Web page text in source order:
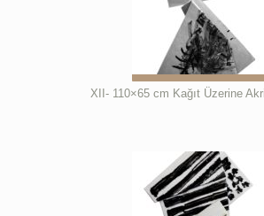
XII- 110×65 cm Kağıt Üzerine